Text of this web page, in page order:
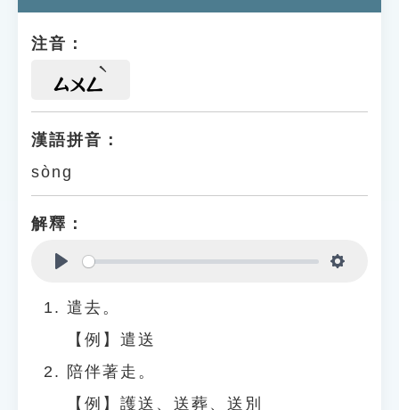
注音：
ㄙㄨㄥ
漢語拼音：
sòng
解釋：
遣去。
【例】遣送
陪伴著走。
【例】護送、送葬、送別